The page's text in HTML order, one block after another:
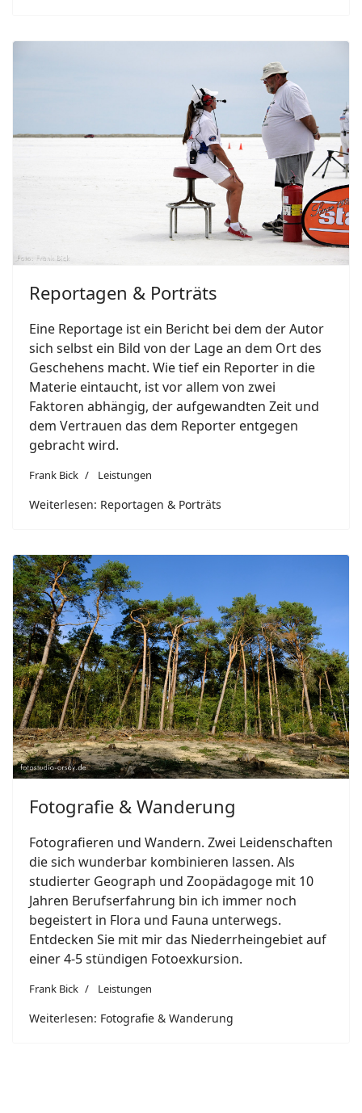
Reportagen & Porträts
Eine Reportage ist ein Bericht bei dem der Autor
sich selbst ein Bild von der Lage an dem Ort des
Geschehens macht. Wie tief ein Reporter in die
Materie eintaucht, ist vor allem von zwei
Faktoren abhängig, der aufgewandten Zeit und
dem Vertrauen das dem Reporter entgegen
gebracht wird.
Frank Bick Leistungen
Weiterlesen: Reportagen & Porträts
Fotografie & Wanderung
Fotografieren und Wandern. Zwei Leidenschaften
die sich wunderbar kombinieren lassen. Als
studierter Geograph und Zoopädagoge mit 10
Jahren Berufserfahrung bin ich immer noch
begeistert in Flora und Fauna unterwegs.
Entdecken Sie mit mir das Niederrheingebiet auf
einer 4-5 stündigen Fotoexkursion.
Frank Bick Leistungen
Weiterlesen: Fotografie & Wanderung